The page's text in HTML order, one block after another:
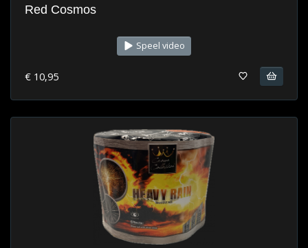
Red Cosmos
Speel video
€ 10,95